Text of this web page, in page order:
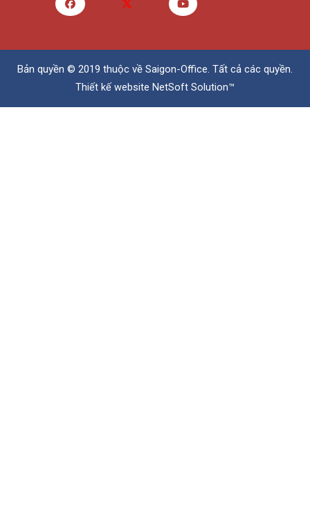
Bản quyền © 2019 thuộc về Saigon-Office. Tất cả các quyền.
Thiết kế website NetSoft Solution™